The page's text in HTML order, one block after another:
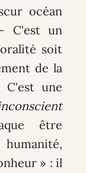
océan
C'est un
soit
de la
une
être
humanité,
» : il